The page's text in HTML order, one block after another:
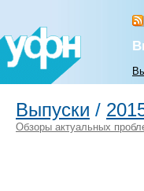
Выпуски /
Обзоры актуальных